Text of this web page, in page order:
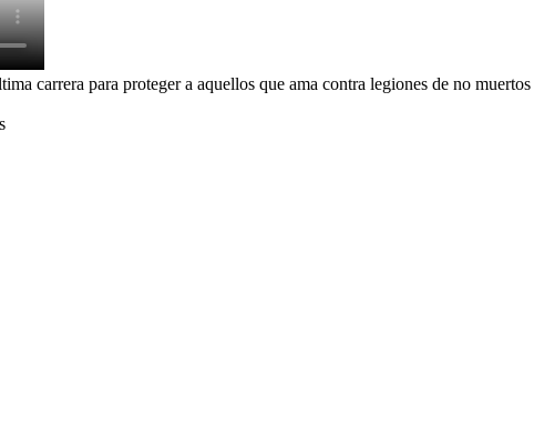
carrera para proteger a aquellos que ama contra legiones de no